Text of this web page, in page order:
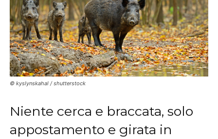
© kyslynskahal / shutterstock
Niente cerca e braccata, solo
appostamento e girata in